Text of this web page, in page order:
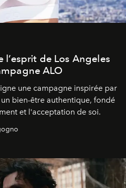
de Los Angeles
ALO
une campagne inspirée par
bien-être authentique, fondé
et l'acceptation de soi.